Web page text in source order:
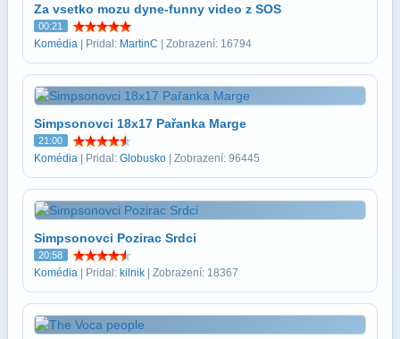
Za vsetko mozu dyne-funny video z SOS
00:21
Komédia | Pridal: MartinC | Zobrazení: 16794
Simpsonovci 18x17 Pařanka Marge
21:00
Komédia | Pridal: Globusko | Zobrazení: 96445
Simpsonovci Pozirac Srdci
20:58
Komédia | Pridal: kilnik | Zobrazení: 18367